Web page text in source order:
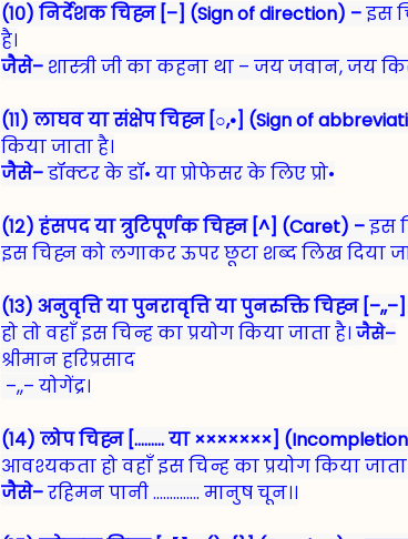
(१०) निर्देशक चिह्न [–] (Sign of direction) –इस
है।
जैसे– शास्त्री जी का कहना था – जय जवान, जय
(११) लाघव या संक्षेप चिह्न [○,•] (Sign of
किया जाता है।
जैसे–डॉक्टर के डॉ• या प्रोफेसर के लिए प्रो•
(१२) हंसपद या त्रुटिपूर्णक चिह्न [^] (Caret) –इस
इस चिह्न को लगाकर ऊपर छूटा शब्द लिख दिया
(१३) अनुवृत्ति या पुनरावृत्ति या पुनरुक्ति चिह्न
हो तो वहाँ इस चिन्ह का प्रयोग किया जाता है। जैसे–
श्रीमान हरिप्रसाद
–,,– योगेंद्र।
(१४) लोप चिह्न [......... या ×××××××]
आवश्यकता हो वहाँ इस चिन्ह का प्रयोग किया जाता
जैसे–रहिमन पानी .............. मानुष चून।।